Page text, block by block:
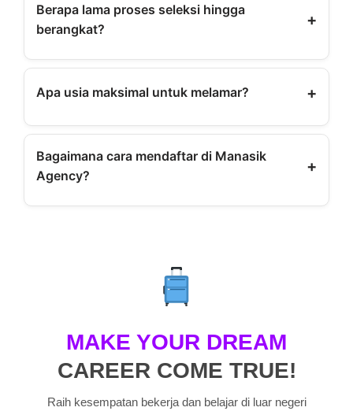
Berapa lama proses seleksi hingga
berangkat?
+
Biasanya 1–3 bulan tergantung kelengkapan
Apa usia maksimal untuk melamar? +
Usia ideal 21–40 tahun, beberapa employer
Bagaimana cara mendaftar di Manasik
Agency?
+
Daftar lewat WhatsApp resmi:
MAKE YOUR DREAM
CAREER COME TRUE!
Raih kesempatan bekerja dan belajar di luar negeri